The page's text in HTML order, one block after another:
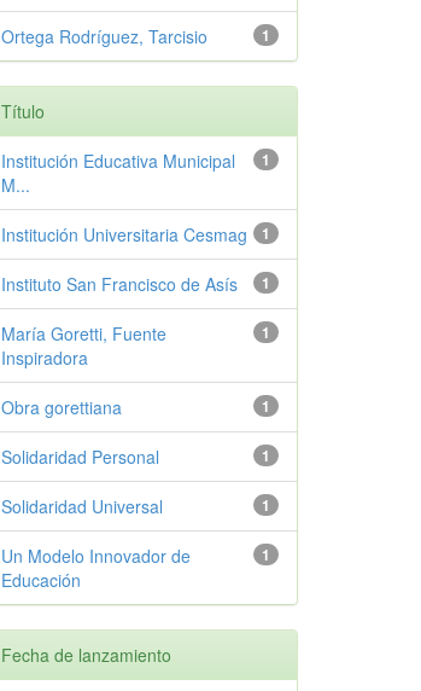
1
Ortega Rodríguez, Tarcisio
Título
1
Institución Educativa Municipal
M...
1
Institución Universitaria Cesmag
1
Instituto San Francisco de Asís
1
María Goretti, Fuente
Inspiradora
1
Obra gorettiana
1
Solidaridad Personal
1
Solidaridad Universal
1
Un Modelo Innovador de
Educación
Fecha de lanzamiento